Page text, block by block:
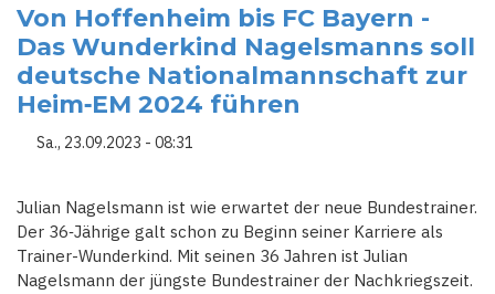
78
JAHREN
-
FUSSBALL-D
EUTSCHLAND T
RAUERT: F
RANZ B
ECKENBAUER I
ST T
OT
Von Hoffenheim bis FC Bayern -
Das Wunderkind Nagelsmanns soll
deutsche Nationalmannschaft zur
Heim‑EM 2024 führen
Sa., 23.09.2023 - 08:31
Julian Nagelsmann ist wie erwartet der neue Bundestrainer.
Der 36‑Jährige galt schon zu Beginn seiner Karriere als
Trainer-Wunderkind. Mit seinen 36 Jahren ist Julian
Nagelsmann der jüngste Bundestrainer der Nachkriegszeit.